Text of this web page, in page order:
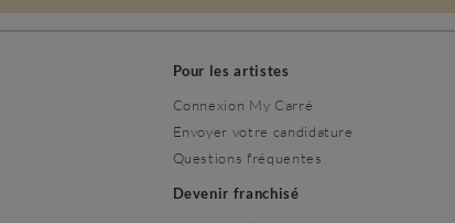
Pour les artistes
Connexion My Carré
Envoyer votre candidature
Questions fréquentes
Devenir franchisé